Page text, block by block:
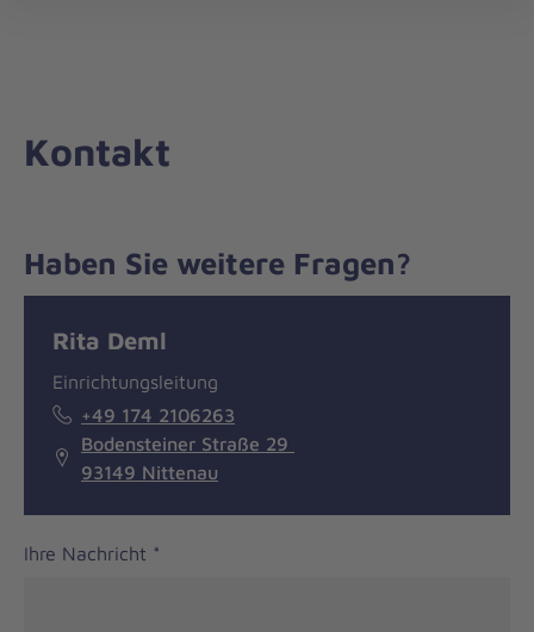
zum
Kontakt
Haben Sie weitere Fragen?
Rita Deml
Einrichtungsleitung
+49 174 2106263
Bodensteiner Straße 29
93149 Nittenau
Ihre Nachricht *